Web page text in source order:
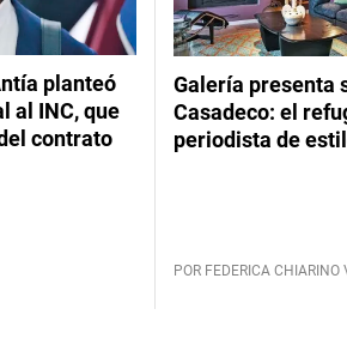
planteó
al INC, que
contrato
Galería presenta
Casadeco: el
periodista de
POR FEDERICA CHIARINO